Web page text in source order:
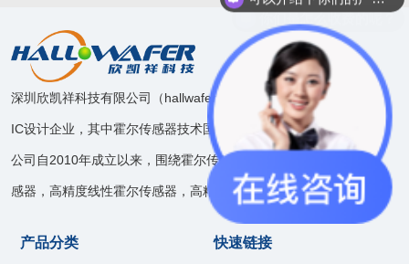
深圳欣凯祥科技有限公司（hallwafer），是一家模拟和混合信号
IC设计企业，其中霍尔传感器技术国内领先。
公司自2010年成立以来，围绕霍尔传感器技术开发了速度位置传
感器，高精度线性霍尔传感器，高精度电流传感器等产品线。
产品分类 快速链接
你们是怎么收费的呢？